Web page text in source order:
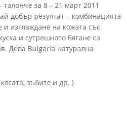
за 8 – 21 март 2011
добър резултат – комбинацията
и изглаждане на кожата със
и сутрешното бягане са
Дева Bulgaria натурална
зъбите и др. )